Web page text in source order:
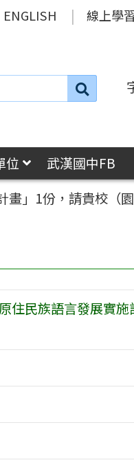
ENGLISH 線上學
搜
位 武漢國中FB
」1份，請貴校（
住民族語言發展實